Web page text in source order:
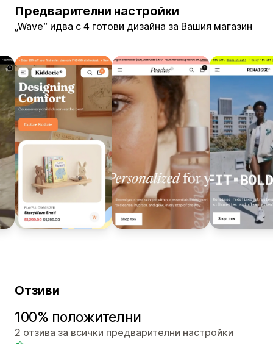
Предварителни настройки
„Wave“ идва с 4 готови дизайна за Вашия магазин
Отзиви
100% положителни
2 отзива за всички предварителни настройки